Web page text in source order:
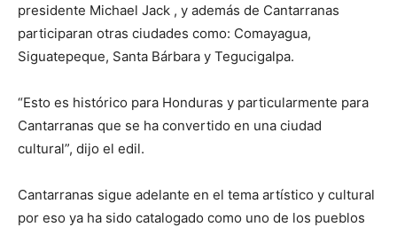
presidente Michael Jack , y además de Cantarranas
participaran otras ciudades como: Comayagua,
Siguatepeque, Santa Bárbara y Tegucigalpa.
“Esto es histórico para Honduras y particularmente para
Cantarranas que se ha convertido en una ciudad
cultural”, dijo el edil.
Cantarranas sigue adelante en el tema artístico y cultural
por eso ya ha sido catalogado como uno de los pueblos